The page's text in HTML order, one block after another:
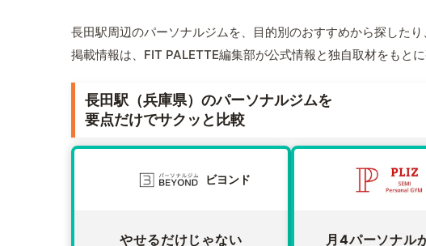
長田駅周辺のパーソナルジムを、目的別のおすすめから探した
掲載情報は、FIT PALETTE編集部が公式情報と独自取材をもとに
長田駅（兵庫県）のパーソナルジムを
要点だけでサクッと比較
ビヨンド
やせるだけじゃない 月4パーソナル